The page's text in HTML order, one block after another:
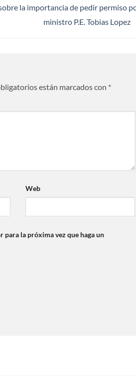
la importancia de pedir permiso
ministro P.E. Tobias Lopez
están marcados con *
Web
para la próxima vez que haga un